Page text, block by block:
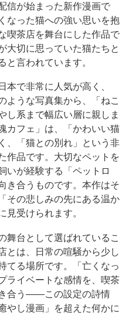
信が始まった新作漫画で
なった猫への強い思いを抱
喫茶店を舞台にした作品で
大切に思っていた猫たちと
と言われています。
本で非常に人気が高く、
ような写真集から、「ねこ
し系まで幅広い層に親しま
カフェ」は、「かわいい猫
、「猫との別れ」という非
作品です。大切なペットを
いが経験する「ペットロ
き合うものです。本作はそ
その悲しみの先にある温か
見受けられます。
舞台として選ばれているこ
とは、日常の喧騒から少し
てる場所です。「亡くなっ
ライベートな感情を、喫茶
合う——この設定の詩情
やし漫画」を超えた何かに